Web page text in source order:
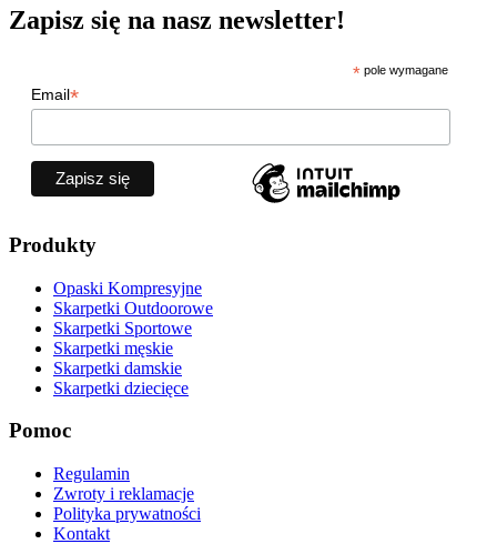
Zapisz się na nasz newsletter!
* pole wymagane
Email*
Produkty
Opaski Kompresyjne
Skarpetki Outdoorowe
Skarpetki Sportowe
Skarpetki męskie
Skarpetki damskie
Skarpetki dziecięce
Pomoc
Regulamin
Zwroty i reklamacje
Polityka prywatności
Kontakt